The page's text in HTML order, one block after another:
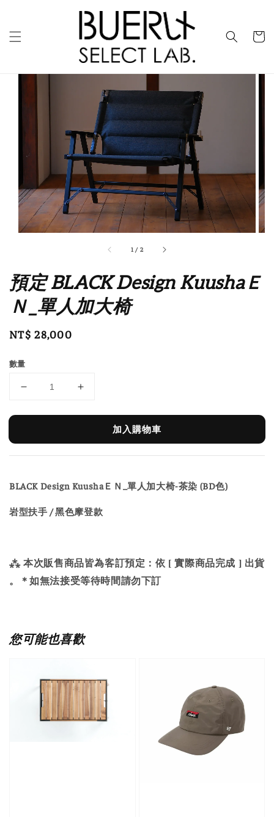
1 / 2
預定 BLACK Design KuushaＥ
Ｎ_單人加大椅
Regular
NT$ 28,000
數量
加入購物車
BLACK Design KuushaＥＮ_單人加大椅-茶染 (BD色)
岩型扶手 / 黑色摩登款
⁂ 本次販售商品皆為客訂預定：依 [ 實際商品完成 ] 出貨
。＊如無法接受等待時間請勿下訂
您可能也喜歡